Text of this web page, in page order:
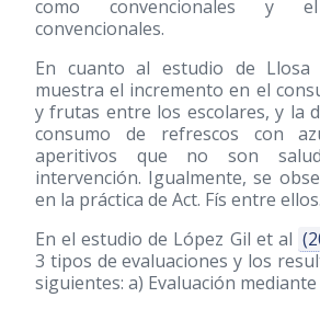
como convencionales y
convencionales.
En cuanto al estudio de
muestra el incremento en el
y frutas entre los escolares, y la
consumo de refrescos con
aperitivos que no son
intervención. Igualmente, se
en la práctica de Act. Fís entre ellos.
En el estudio de López Gil et al
3 tipos de evaluaciones y los
siguientes: a) Evaluación